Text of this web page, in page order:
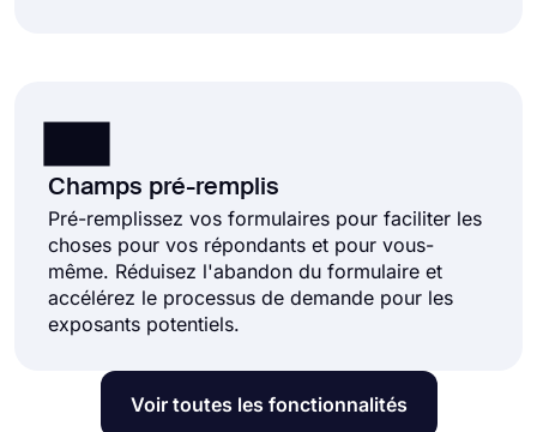
Champs pré-remplis
Pré-remplissez vos formulaires pour faciliter les
choses pour vos répondants et pour vous-
même. Réduisez l'abandon du formulaire et
accélérez le processus de demande pour les
exposants potentiels.
Voir toutes les fonctionnalités